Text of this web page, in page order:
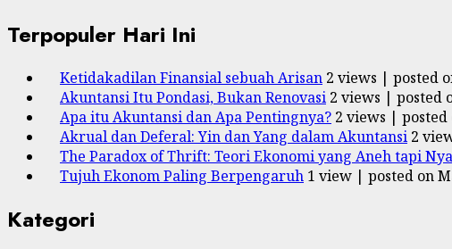
Terpopuler Hari Ini
Ketidakadilan Finansial sebuah Arisan 2 views | posted
Akuntansi Itu Pondasi, Bukan Renovasi 2 views | posted
Apa itu Akuntansi dan Apa Pentingnya? 2 views | posted
Akrual dan Deferal: Yin dan Yang dalam Akuntansi 2
The Paradox of Thrift: Teori Ekonomi yang Aneh tapi
Tujuh Ekonom Paling Berpengaruh 1 view | posted on
Kategori